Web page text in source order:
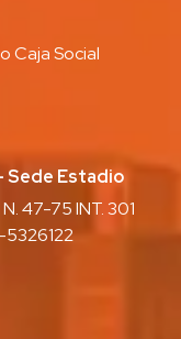
Caja Social
Sede Estadio
47-75 INT. 301
5326122